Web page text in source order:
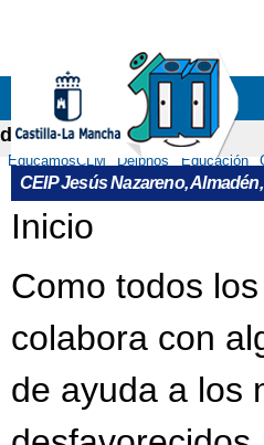
delphos
EducamosCLM Delphos Educación
CEIP Jesús Nazareno,
Se encuentra
Inicio
Como todos
colabora con
de ayuda a los